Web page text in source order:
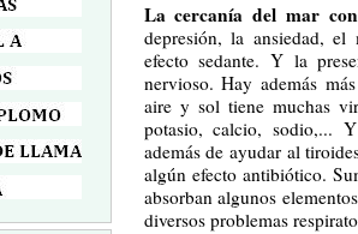
La cercanía del mar
depresión, la ansiedad,
efecto sedante. Y la
nervioso. Hay además
aire y sol tiene muchas
potasio, calcio, sodio,...
además de ayudar al
algún efecto antibiótico.
absorban algunos
diversos problemas